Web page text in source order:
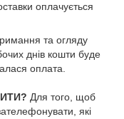
оплачується
та огляду
днів кошти буде
оплата.
Для того, щоб
які